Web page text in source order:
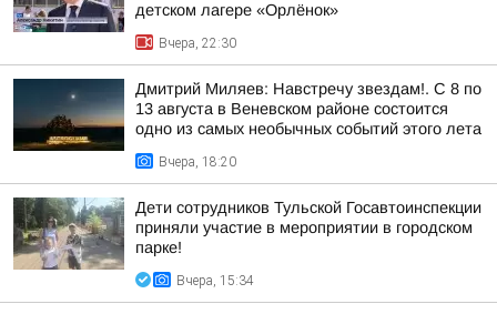
детском лагере «Орлёнок»
Вчера, 22:30
Дмитрий Миляев: Навстречу звездам!. С 8 по
13 августа в Веневском районе состоится
одно из самых необычных событий этого лета
Вчера, 18:20
Дети сотрудников Тульской Госавтоинспекции
приняли участие в мероприятии в городском
парке!
Вчера, 15:34